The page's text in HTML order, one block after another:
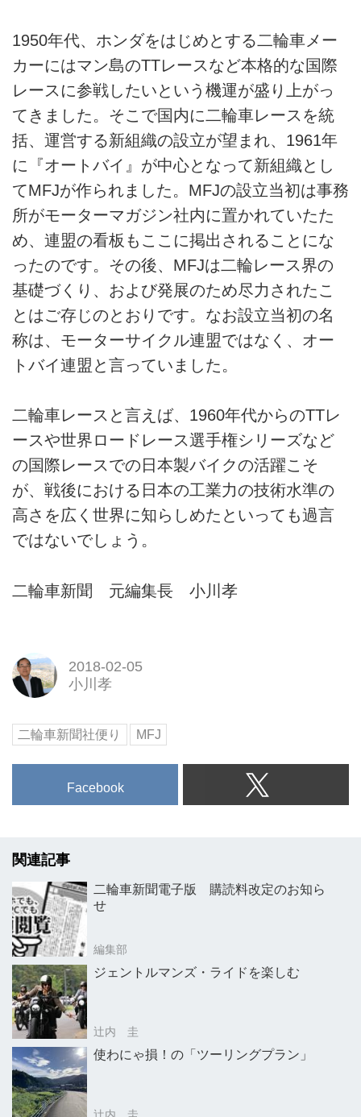
1950年代、ホンダをはじめとする二輪車メー
カーにはマン島のTTレースなど本格的な国際
レースに参戦したいという機運が盛り上がっ
てきました。そこで国内に二輪車レースを統
括、運営する新組織の設立が望まれ、1961年
に『オートバイ』が中心となって新組織とし
てMFJが作られました。MFJの設立当初は事務
所がモーターマガジン社内に置かれていたた
め、連盟の看板もここに掲出されることにな
ったのです。その後、MFJは二輪レース界の
基礎づくり、および発展のため尽力されたこ
とはご存じのとおりです。なお設立当初の名
称は、モーターサイクル連盟ではなく、オー
トバイ連盟と言っていました。
二輪車レースと言えば、1960年代からのTTレ
ースや世界ロードレース選手権シリーズなど
の国際レースでの日本製バイクの活躍こそ
が、戦後における日本の工業力の技術水準の
高さを広く世界に知らしめたといっても過言
ではないでしょう。
二輪車新聞 元編集長 小川孝
2018-02-05
小川孝
二輪車新聞社便り MFJ
Facebook
関連記事
二輪車新聞電子版 購読料改定のお知ら
せ
編集部
ジェントルマンズ・ライドを楽しむ
辻内 圭
使わにゃ損！の「ツーリングプラン」